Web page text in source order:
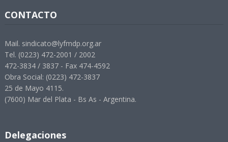
CONTACTO
Mail. sindicato@lyfmdp.org.ar
Tel. (0223) 472-2001 / 2002
472-3834 / 3837 - Fax 474-4592
Obra Social: (0223) 472-3837
25 de Mayo 4115.
(7600) Mar del Plata - Bs As - Argentina.
Delegaciones